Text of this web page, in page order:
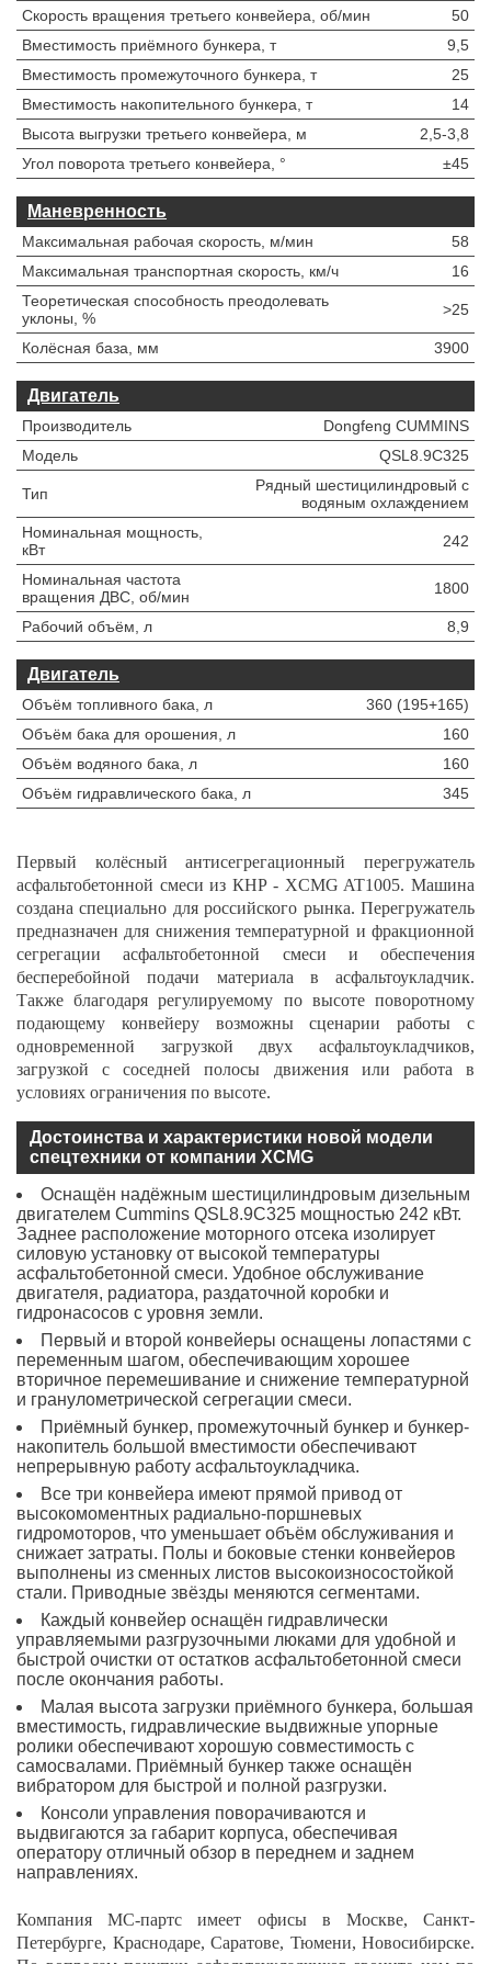
Скорость вращения третьего конвейера, об/мин
50
Вместимость приёмного бункера, т
9,5
Вместимость промежуточного бункера, т
25
Вместимость накопительного бункера, т
14
Высота выгрузки третьего конвейера, м
2,5-3,8
Угол поворота третьего конвейера, °
±45
Маневренность
Максимальная рабочая скорость, м/мин
58
Максимальная транспортная скорость, км/ч
16
Теоретическая способность преодолевать
уклоны, %
>25
Колёсная база, мм 3900
Двигатель
Производитель
Dongfeng CUMMINS
Модель
QSL8.9C325
Тип
Рядный шестицилиндровый с
водяным охлаждением
Номинальная мощность,
кВт
242
Номинальная частота
вращения ДВС, об/мин
1800
Рабочий объём, л 8,9
Двигатель
Объём топливного бака, л
360 (195+165)
Объём бака для орошения, л
160
Объём водяного бака, л
160
Объём гидравлического бака, л
345
Первый колёсный антисегрегационный перегружатель
асфальтобетонной смеси из КНР - XCMG AT1005. Машина
создана специально для российского рынка. Перегружатель
предназначен для снижения температурной и фракционной
сегрегации асфальтобетонной смеси и обеспечения
бесперебойной подачи материала в асфальтоукладчик.
Также благодаря регулируемому по высоте поворотному
подающему конвейеру возможны сценарии работы с
одновременной загрузкой двух асфальтоукладчиков,
загрузкой с соседней полосы движения или работа в
условиях ограничения по высоте.
Достоинства и характеристики новой модели
спецтехники от компании XCMG
Оснащён надёжным шестицилиндровым дизельным
двигателем Cummins QSL8.9C325 мощностью 242 кВт.
Заднее расположение моторного отсека изолирует
силовую установку от высокой температуры
асфальтобетонной смеси. Удобное обслуживание
двигателя, радиатора, раздаточной коробки и
гидронасосов с уровня земли.
Первый и второй конвейеры оснащены лопастями с
переменным шагом, обеспечивающим хорошее
вторичное перемешивание и снижение температурной
и гранулометрической сегрегации смеси.
Приёмный бункер, промежуточный бункер и бункер-
накопитель большой вместимости обеспечивают
непрерывную работу асфальтоукладчика.
Все три конвейера имеют прямой привод от
высокомоментных радиально-поршневых
гидромоторов, что уменьшает объём обслуживания и
снижает затраты. Полы и боковые стенки конвейеров
выполнены из сменных листов высокоизносостойкой
стали. Приводные звёзды меняются сегментами.
Каждый конвейер оснащён гидравлически
управляемыми разгрузочными люками для удобной и
быстрой очистки от остатков асфальтобетонной смеси
после окончания работы.
Малая высота загрузки приёмного бункера, большая
вместимость, гидравлические выдвижные упорные
ролики обеспечивают хорошую совместимость с
самосвалами. Приёмный бункер также оснащён
вибратором для быстрой и полной разгрузки.
Консоли управления поворачиваются и
выдвигаются за габарит корпуса, обеспечивая
оператору отличный обзор в переднем и заднем
направлениях.
Компания МС-партс имеет офисы в Москве, Санкт-
Петербурге, Краснодаре, Саратове, Тюмени, Новосибирске.